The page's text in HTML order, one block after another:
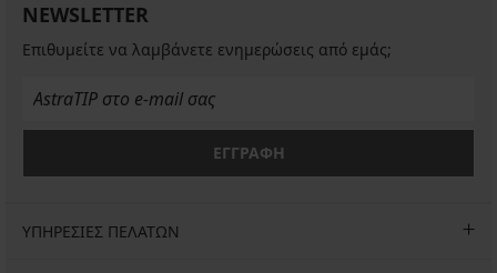
NEWSLETTER
Επιθυμείτε να λαμβάνετε ενημερώσεις από εμάς;
ΕΓΓΡΑΦΗ
ΥΠΗΡΕΣΙΕΣ ΠΕΛΑΤΩΝ